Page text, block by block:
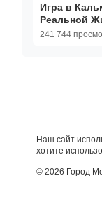
Игра в
Реальной
|
241 744
Наш сайт
хотите
© 2026 Город